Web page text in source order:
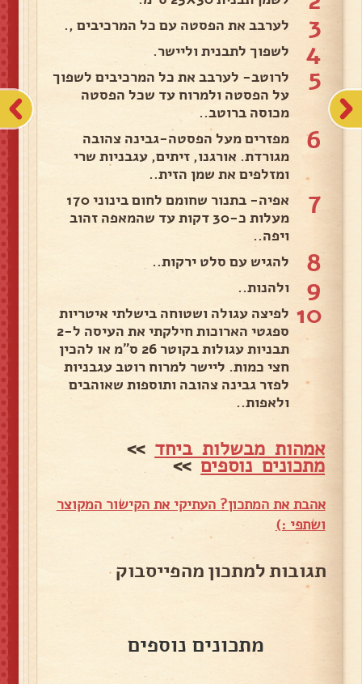
3 לערבב את הפסטה עם כל המרכיבים ,.
4 לשפוך לתבנית וליישר.
5
לרוטב- לערבב את כל המרכיבים לשפוך
על הפסטה ולמרוח עד שכל הפסטה
מכוסה ברוטב..
6
מפזרים מעל הפסטה-גבינה צהובה
מגורדת. אורגנו, זיתים, עגבניות שרי
ומזלפים את שמן הזית..
7
אפיה- בתנור שחומם לחום בינוני 170
מעלות כ-30 דקות עד שהמאפה זהוב
ויפה..
8 להגיש עם סלט ירקות..
9 ולהנות..
10 לפיצה עגולה ושטוחה בישלתי איטריות
ספגטי הארוכות חילקתי את העיסה ל-2
תבניות עגולות בקוטר 26 ס"מ או להכין
חצי כמות. ליישר למרוח רוטב עגבניות
לפזר גבינה צהובה ותוספות שאוהבים
ולאפות..
אמהות מבשלות ביחד >>
מתכונים נוספים>>
אהבת את המתכון? העתיקי את הקישור המקוצר
ושתפי :)
תגובות למתכון מהפייסבוק
מתכונים נוספים